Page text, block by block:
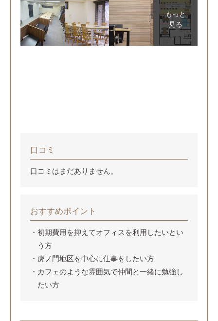
もっと
見る
口コミ
口コミはまだありません。
おすすめポイント
初期費用を抑えてオフィスを利用したいとい
う方
虎ノ門地区を中心に仕事をしたい方
カフェのような雰囲気で仲間と一緒に勉強し
たい方